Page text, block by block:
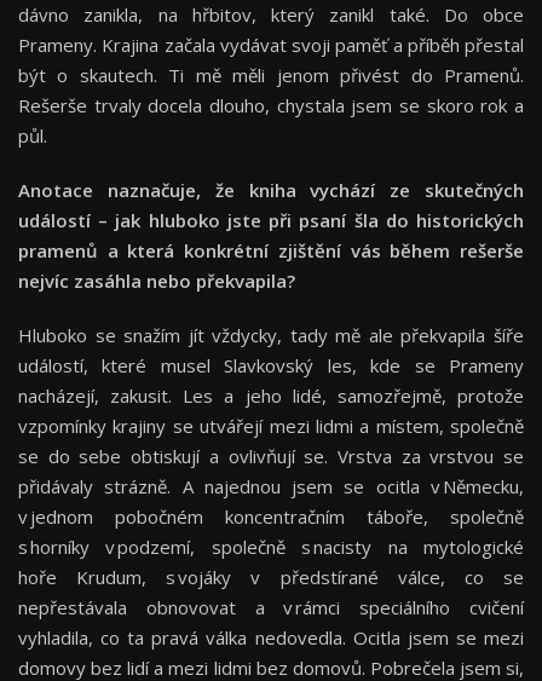
dávno zanikla, na hřbitov, který zanikl také. Do obce
Prameny. Krajina začala vydávat svoji paměť a příběh přestal
být o skautech. Ti mě měli jenom přivést do Pramenů.
Rešerše trvaly docela dlouho, chystala jsem se skoro rok a
půl.
Anotace naznačuje, že kniha vychází ze skutečných
událostí – jak hluboko jste při psaní šla do historických
pramenů a která konkrétní zjištění vás během rešerše
nejvíc zasáhla nebo překvapila?
Hluboko se snažím jít vždycky, tady mě ale překvapila šíře
událostí, které musel Slavkovský les, kde se Prameny
nacházejí, zakusit. Les a jeho lidé, samozřejmě, protože
vzpomínky krajiny se utvářejí mezi lidmi a místem, společně
se do sebe obtiskují a ovlivňují se. Vrstva za vrstvou se
přidávaly strázně. A najednou jsem se ocitla v Německu,
v jednom pobočném koncentračním táboře, společně
s horníky v podzemí, společně s nacisty na mytologické
hoře Krudum, s vojáky v předstírané válce, co se
nepřestávala obnovovat a v rámci speciálního cvičení
vyhladila, co ta pravá válka nedovedla. Ocitla jsem se mezi
domovy bez lidí a mezi lidmi bez domovů. Pobrečela jsem si,